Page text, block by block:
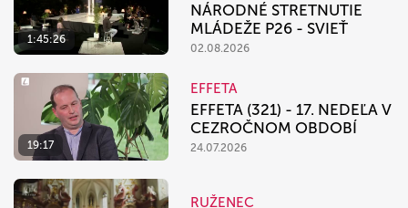
1:45:26
NÁRODNÉ STRETNUTIE
MLÁDEŽE P26 - SVIEŤ
02.08.2026
19:17
EFFETA
EFFETA (321) - 17. NEDEĽA V
CEZROČNOM OBDOBÍ
24.07.2026
RUŽENEC